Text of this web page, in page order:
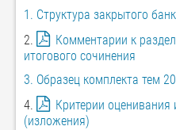
1. Структура закрытого
2.
Комментарии к
итогового сочинения
3. Образец комплекта тем
4.
Критерии оценивания
(изложения)